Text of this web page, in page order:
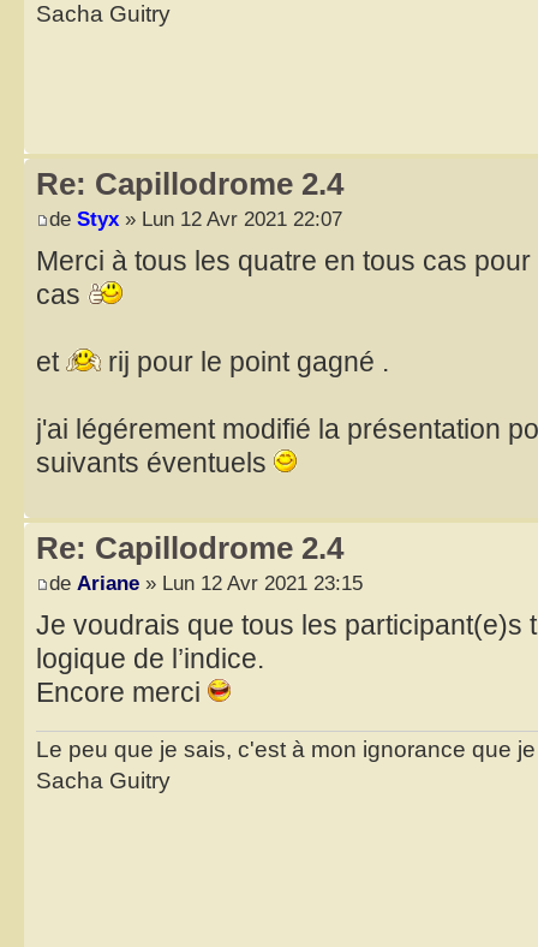
Sacha Guitry
Re: Capillodrome 2.4
de Styx » Lun 12 Avr 2021 22:07
Merci à tous les quatre en tous cas
cas
et rij pour le point gagné .
j'ai légérement modifié la présentation
suivants éventuels
Re: Capillodrome 2.4
de Ariane » Lun 12 Avr 2021 23:15
Je voudrais que tous les participant(e)s
logique de l’indice.
Encore merci
Le peu que je sais, c'est à mon ignorance que
Sacha Guitry